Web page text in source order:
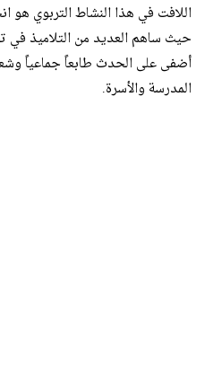
اللافت في هذا النشاط التربوي هو
حيث ساهم العديد من التلاميذ في
أضفى على الحدث طابعاً جماعياً
المدرسة والأسرة.